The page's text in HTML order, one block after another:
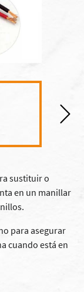
sustituir o
en un manillar
para asegurar
cuando está en